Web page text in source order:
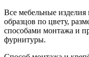
Все мебельные изделия
образцов по цвету,
способами монтажа и
фурнитуры.